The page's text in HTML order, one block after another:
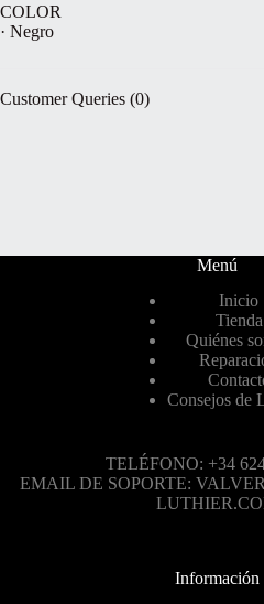
COLOR
· Negro
Customer Queries (0)
Menú
Inicio
Tienda
Quiénes
Consejos de
TELÉFONO: +34
EMAIL DE SOPORTE:
Información